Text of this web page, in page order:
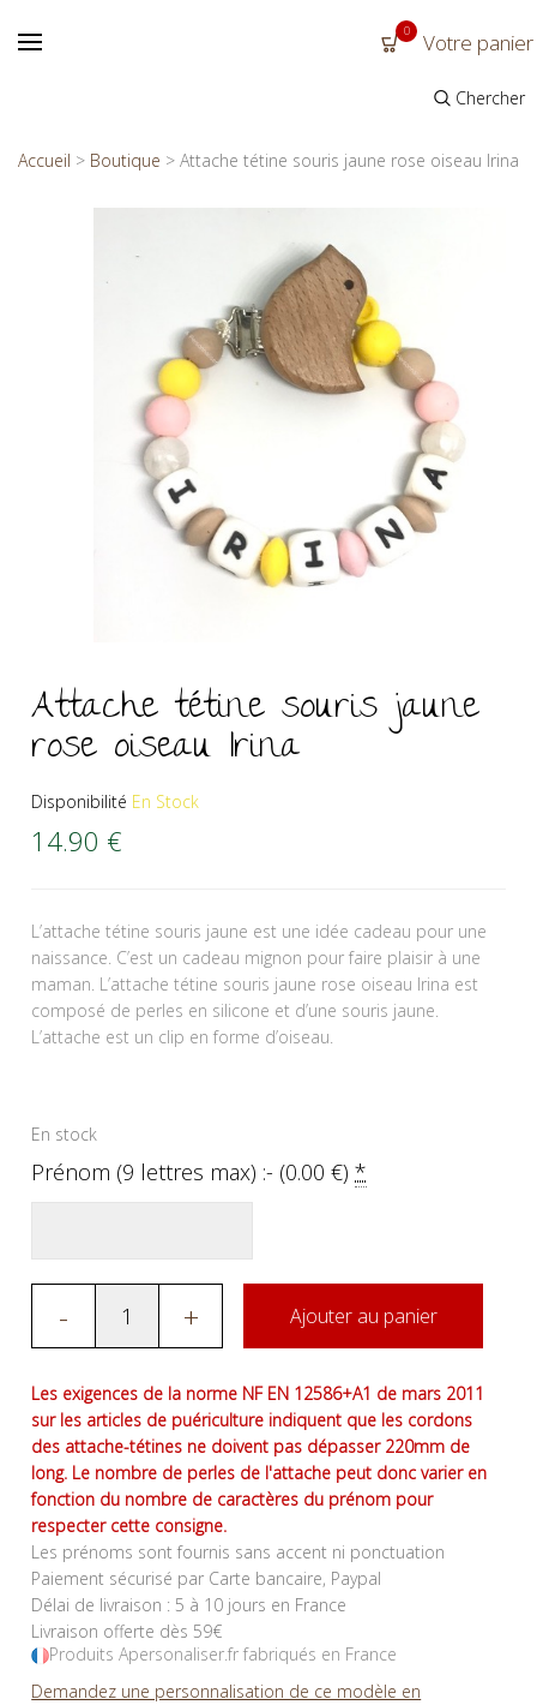
0 Votre panier
Chercher
Accueil > Boutique > Attache tétine souris jaune rose oiseau Irina
Attache tétine souris jaune
rose oiseau Irina
Disponibilité En Stock
14.90 €
L’attache tétine souris jaune est une idée cadeau pour une
naissance. C’est un cadeau mignon pour faire plaisir à une
maman. L’attache tétine souris jaune rose oiseau Irina est
composé de perles en silicone et d’une souris jaune.
L’attache est un clip en forme d’oiseau.
En stock
Prénom (9 lettres max) :- (0.00€)*
- + Ajouter au panier
Les exigences de la norme NF EN 12586+A1 de mars 2011
sur les articles de puériculture indiquent que les cordons
des attache-tétines ne doivent pas dépasser 220mm de
long. Le nombre de perles de l'attache peut donc varier en
fonction du nombre de caractères du prénom pour
respecter cette consigne.
Les prénoms sont fournis sans accent ni ponctuation
Paiement sécurisé par Carte bancaire, Paypal
Délai de livraison : 5 à 10 jours en France
Livraison offerte dès 59€
Produits Apersonaliser.fr fabriqués en France
Demandez une personnalisation de ce modèle en